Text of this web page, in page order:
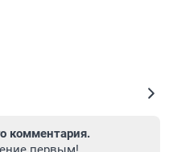
комментария.